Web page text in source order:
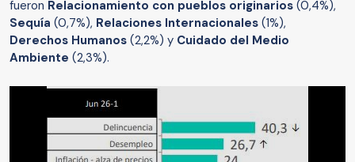
fueron Relacionamiento con pueblos originarios (0,4%),
Sequía (0,7%), Relaciones Internacionales (1%),
Derechos Humanos (2,2%) y Cuidado del Medio
Ambiente (2,3%).